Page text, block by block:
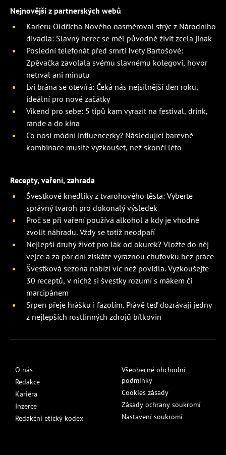
Nejnovější z partnerských webů
Kariéru Oldřicha Nového nasměroval strýc z Národního
divadla: Slavný herec se měl původně živit zcela jinak
Poslední telefonát před smrtí Ivety Bartošové:
Zpěvačka zavolala svému slavnému kolegovi, hovor
netrval ani minutu
Lví brána se otevírá: Čeká nás nejsilnější den roku,
ideální pro nové začátky
Víkend pro sebe: 5 tipů kam vyrazit na festival, drink,
rande a do kina
Co nosí módní influencerky? Následující barevné
kombinace musíte vyzkoušet, než skončí léto
Recepty, vaření, zahrada
Švestkové knedlíky z tvarohového těsta: Vyberte
správný tvaroh pro dokonalý výsledek
Proč se při vaření používá alkohol a kdy je vhodné
zvolit náhradu. Vždy se totiž neodpaří
Nejlepší druhý život pro lák od okurek? Vložte do něj
vejce a za pár dní získáte výraznou chuťovku bez práce
Švestková sezona nabízí víc než povidla. Vyzkoušejte
30 receptů, v nichž si švestky rozumí s mákem či
marcipánem
Srpen přeje hrášku i fazolím. Právě teď dozrávají jedny
z nejlepších rostlinných zdrojů bílkovin
O nás
Redakce
Kariéra
Inzerce
Redakční etický kodex
Všeobecné obchodní
podmínky
Cookies zásady
Zásady ochrany soukromí
Nastavení soukromí